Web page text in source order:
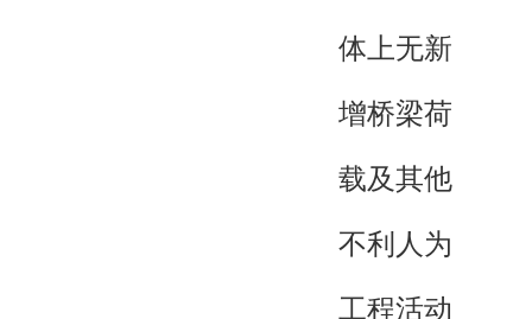
体上无新
增桥梁荷
载及其他
不利人为
工程活动